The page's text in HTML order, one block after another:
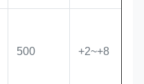
500 +2~+8